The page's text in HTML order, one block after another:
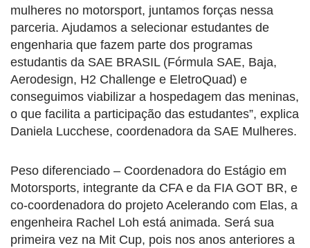
mulheres no motorsport, juntamos forças nessa
parceria. Ajudamos a selecionar estudantes de
engenharia que fazem parte dos programas
estudantis da SAE BRASIL (Fórmula SAE, Baja,
Aerodesign, H2 Challenge e EletroQuad) e
conseguimos viabilizar a hospedagem das meninas,
o que facilita a participação das estudantes”, explica
Daniela Lucchese, coordenadora da SAE Mulheres.
Peso diferenciado – Coordenadora do Estágio em
Motorsports, integrante da CFA e da FIA GOT BR, e
co-coordenadora do projeto Acelerando com Elas, a
engenheira Rachel Loh está animada. Será sua
primeira vez na Mit Cup, pois nos anos anteriores a